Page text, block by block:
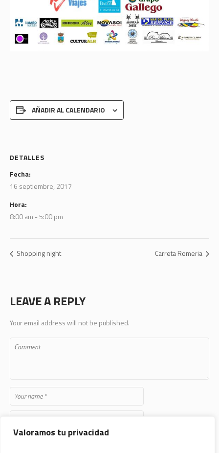
Valoramos tu privacidad
AÑADIR AL CALENDARIO
DETALLES
Fecha:
16 septiembre, 2017
Hora:
8:00 am - 5:00 pm
Shopping night Carreta Romeria
LEAVE A REPLY
Your email address will not be published.